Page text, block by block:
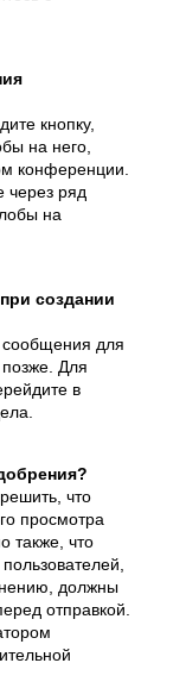
кнопку,
на него,
конференции.
через ряд
на
создании
сообщения для
позже. Для
в
что
просмотра
также, что
должны
отправкой.